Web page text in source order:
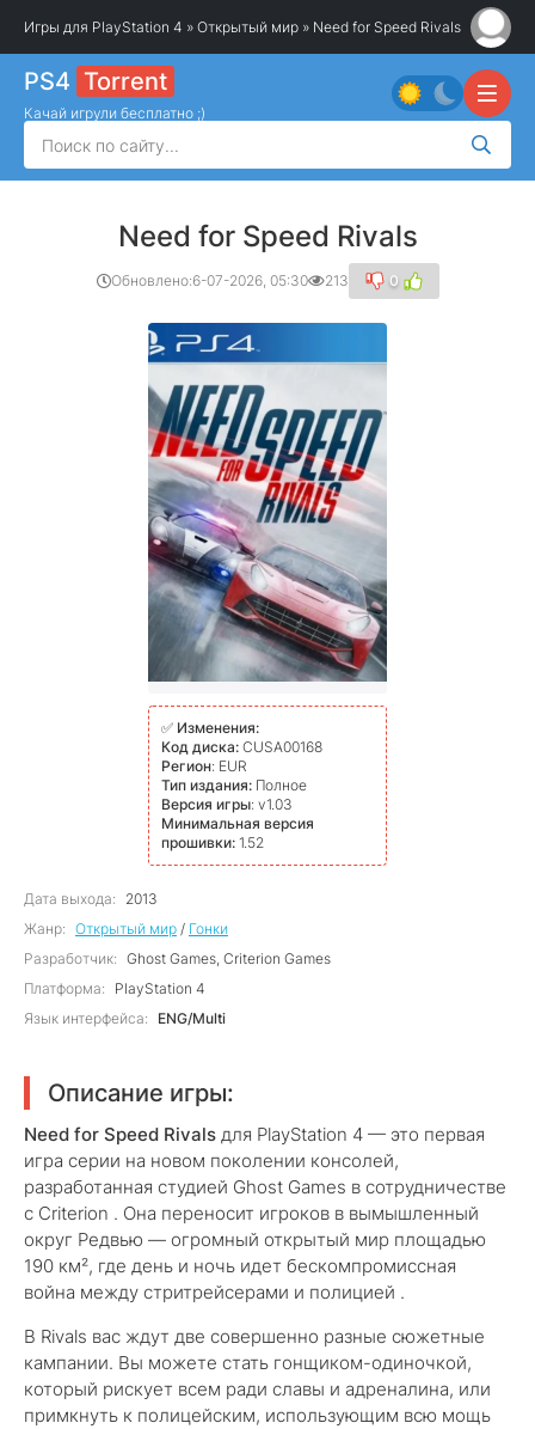
Игры для PlayStation 4 » Открытый мир » Need for Speed Rivals
PS4 Torrent
Качай игрули бесплатно ;)
Need for Speed Rivals
Обновлено:6-07-2026, 05:30 213 0
✅ Изменения:
Код диска: CUSA00168
Регион: EUR
Тип издания: Полное
Версия игры: v1.03
Минимальная версия
прошивки: 1.52
Дата выхода:
2013
Жанр: Открытый мир / Гонки
Разработчик: Ghost Games, Criterion Games
Платформа:
PlayStation 4
Язык интерфейса:
ENG/Multi
Описание игры:
Need for Speed Rivals для PlayStation 4 — это первая
игра серии на новом поколении консолей,
разработанная студией Ghost Games в сотрудничестве
с Criterion . Она переносит игроков в вымышленный
округ Редвью — огромный открытый мир площадью
190 км², где день и ночь идет бескомпромиссная
война между стритрейсерами и полицией .
В Rivals вас ждут две совершенно разные сюжетные
кампании. Вы можете стать гонщиком-одиночкой,
который рискует всем ради славы и адреналина, или
примкнуть к полицейским, использующим всю мощь